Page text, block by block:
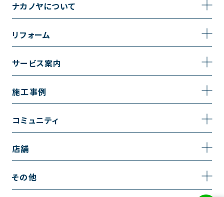
ナカノヤについて
採用情報
リフォーム
トイレのリフォーム
キッチンのリフォーム
リノベーション
内装のリフォーム
サービス案内
サービスの流れ
施工事例
施工事例一覧
お風呂の施工事例
コミュニティ
コミュニティ
お知らせ
店舗
越谷店
その他